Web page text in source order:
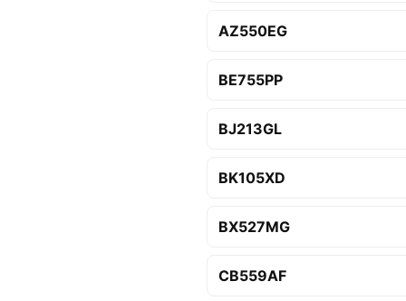
AZ550EG
BE755PP
BJ213GL
BK105XD
BX527MG
CB559AF